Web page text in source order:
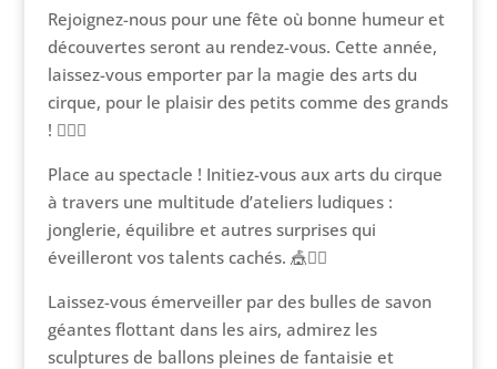
Rejoignez-nous pour une fête où bonne humeur et
découvertes seront au rendez-vous. Cette année,
laissez-vous emporter par la magie des arts du
cirque, pour le plaisir des petits comme des grands
! 🤹‍♀️✨
Place au spectacle ! Initiez-vous aux arts du cirque
à travers une multitude d’ateliers ludiques :
jonglerie, équilibre et autres surprises qui
éveilleront vos talents cachés. 🎪🤹‍♂️
Laissez-vous émerveiller par des bulles de savon
géantes flottant dans les airs, admirez les
sculptures de ballons pleines de fantaisie et